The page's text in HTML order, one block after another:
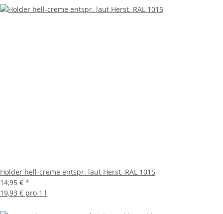
Holder hell-creme entspr. laut Herst. RAL 1015
14,95 € *
19,93 € pro 1 l